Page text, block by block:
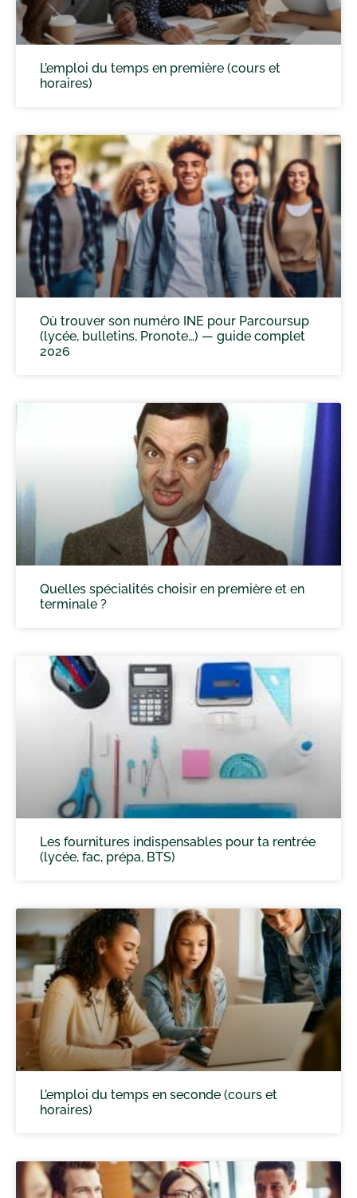
L’emploi du temps en première (cours et
horaires)
Où trouver son numéro INE pour Parcoursup
(lycée, bulletins, Pronote…) — guide complet
2026
Quelles spécialités choisir en première et en
terminale ?
Les fournitures indispensables pour ta rentrée
(lycée, fac, prépa, BTS)
L’emploi du temps en seconde (cours et
horaires)